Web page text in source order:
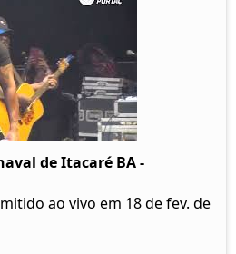
de Itacaré BA -
ao vivo em 18 de fev. de